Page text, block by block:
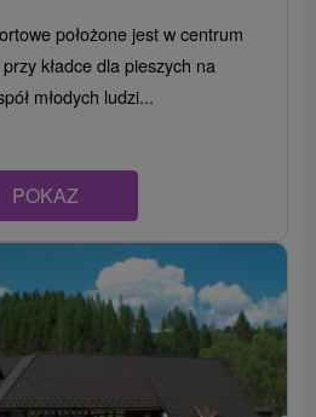
położone jest w centrum
kładce dla pieszych na
młodych ludzi...
POKAZ